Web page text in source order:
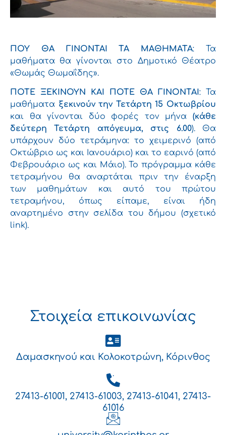
ΠΟΥ ΘΑ ΓΙΝΟΝΤΑΙ ΤΑ ΜΑΘΗΜΑΤΑ: Τα
μαθήματα θα γίνονται στο Δημοτικό Θέατρο
«Θωμάς Θωμαΐδης».
ΠΟΤΕ ΞΕΚΙΝΟΥΝ ΚΑΙ ΠΟΤΕ ΘΑ ΓΙΝΟΝΤΑΙ: Τα
μαθήματα ξεκινούν την Τετάρτη 15 Οκτωβρίου
και θα γίνονται δύο φορές τον μήνα (κάθε
δεύτερη Τετάρτη απόγευμα, στις 6.00). Θα
υπάρχουν δύο τετράμηνα: το χειμερινό (από
Οκτώβριο ως και Ιανουάριο) και το εαρινό (από
Φεβρουάριο ως και Μάιο). Το πρόγραμμα κάθε
τετραμήνου θα αναρτάται πριν την έναρξη
των μαθημάτων και αυτό του πρώτου
τετραμήνου, όπως είπαμε, είναι ήδη
αναρτημένο στην σελίδα του δήμου (σχετικό
link).
Στοιχεία επικοινωνίας
Δαμασκηνού και Κολοκοτρώνη, Κόρινθος
.
27413-61001, 27413-61003, 27413-61041, 27413-
61016